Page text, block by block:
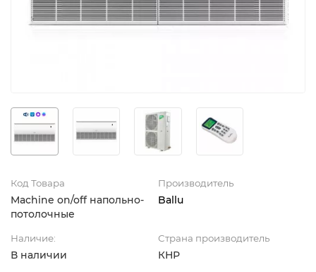
Код Товара
Machine on/off напольно-
потолочные
Производитель
Ballu
Наличие:
В наличии
Страна производитель
КНР